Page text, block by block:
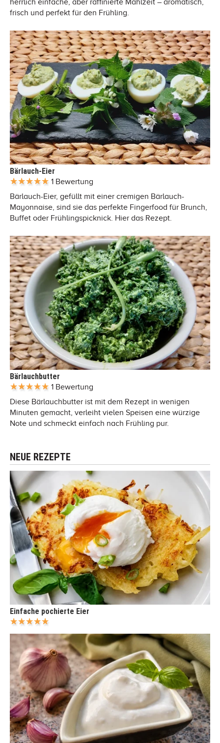
frisch und perfekt für den Frühling.
Bärlauch-Eier
1 Bewertung
Bärlauch-Eier, gefüllt mit einer cremigen Bärlauch-
Mayonnaise, sind sie das perfekte Fingerfood für Brunch,
Buffet oder Frühlingspicknick. Hier das Rezept.
Bärlauchbutter
1 Bewertung
Diese Bärlauchbutter ist mit dem Rezept in wenigen
Minuten gemacht, verleiht vielen Speisen eine würzige
Note und schmeckt einfach nach Frühling pur.
NEUE REZEPTE
Einfache pochierte Eier